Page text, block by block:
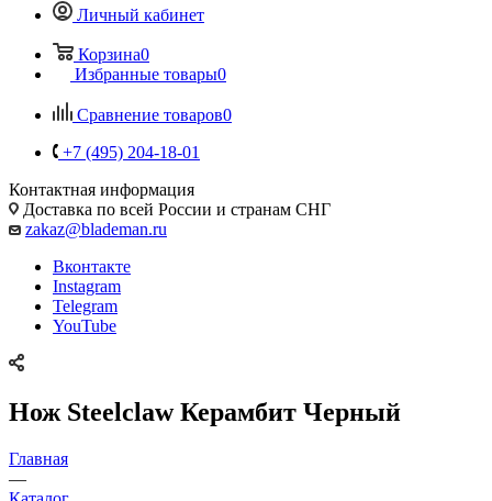
Личный кабинет
Корзина0
Избранные товары0
Сравнение товаров0
+7 (495) 204-18-01
Контактная информация
Доставка по всей России и странам СНГ
zakaz@blademan.ru
Вконтакте
Instagram
Telegram
YouTube
Нож Steelclaw Керамбит Черный
Главная
—